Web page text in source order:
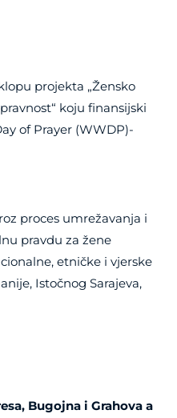
projekta „Žensko
koju finansijski
of Prayer (WWDP)-
proces umrežavanja i
pravdu za žene
etničke i vjerske
Istočnog Sarajeva,
Bugojna i Grahova a